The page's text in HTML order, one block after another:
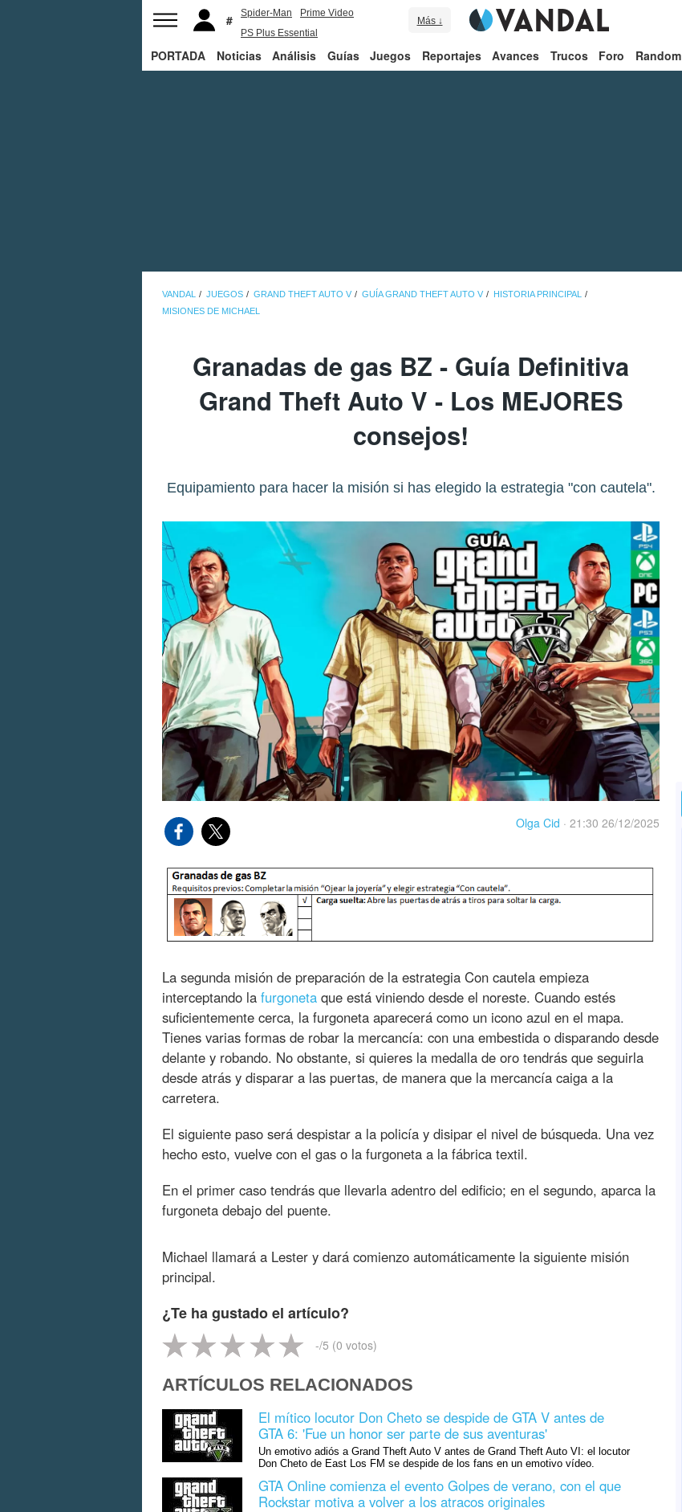
Spider-Man
Prime Video
PS Plus Essential
George R.R. Martin
Más ↓
PORTADA Noticias Análisis Guías Juegos Reportajes Avances Trucos Foro Random
VANDAL JUEGOS GRAND THEFT AUTO V GUÍA GRAND THEFT AUTO V
HISTORIA PRINCIPAL
MISIONES DE MICHAEL
Granadas de gas BZ - Guía Definitiva
Grand Theft Auto V - Los MEJORES
consejos!
Equipamiento para hacer la misión si has elegido la estrategia "con cautela".
Olga Cid · 21:30 26/12/2025
La segunda misión de preparación de la estrategia Con cautela empieza
interceptando la furgoneta que está viniendo desde el noreste. Cuando estés
suficientemente cerca, la furgoneta aparecerá como un icono azul en el mapa.
Tienes varias formas de robar la mercancía: con una embestida o disparando desde
delante y robando. No obstante, si quieres la medalla de oro tendrás que seguirla
desde atrás y disparar a las puertas, de manera que la mercancía caiga a la
carretera.
El siguiente paso será despistar a la policía y disipar el nivel de búsqueda. Una vez
hecho esto, vuelve con el gas o la furgoneta a la fábrica textil.
En el primer caso tendrás que llevarla adentro del edificio; en el segundo, aparca la
furgoneta debajo del puente.
Michael llamará a Lester y dará comienzo automáticamente la siguiente misión
principal.
¿Te ha gustado el artículo?
-/5 (0 votos)
ARTÍCULOS RELACIONADOS
El mítico locutor Don Cheto se despide de GTA V antes de
GTA 6: 'Fue un honor ser parte de sus aventuras'
Un emotivo adiós a Grand Theft Auto V antes de Grand Theft Auto VI: el locutor
Don Cheto de East Los FM se despide de los fans en un emotivo vídeo.
GTA Online comienza el evento Golpes de verano, con el que
Rockstar motiva a volver a los atracos originales